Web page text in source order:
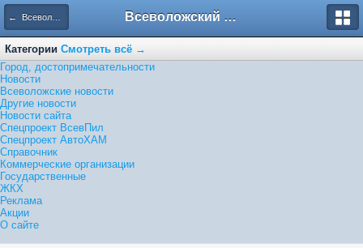
← Всеволожские новости Всеволожский форум
Категории Смотреть всё →
Город, достопримечательности
Новости
Всеволожские новости
Другие новости
Новости сайта
Спецпроект ВсевПил
Спецпроект АвтоХАМ
Справочник
Коммерческие организации
Государственные
ЖКХ
Реклама
Акции
О сайте